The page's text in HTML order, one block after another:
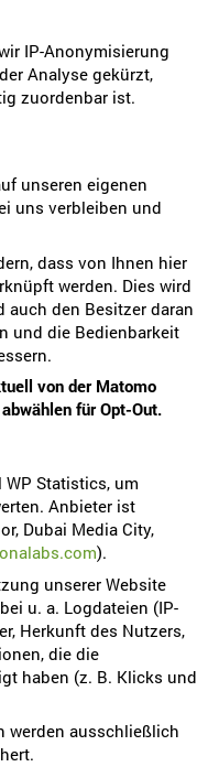
IP-Anonymisierung
Analyse gekürzt,
zuordenbar ist.
unseren eigenen
uns verbleiben und
dass von Ihnen hier
werden. Dies wird
auch den Besitzer daran
und die Bedienbarkeit
von der Matomo
für Opt-Out.
Statistics, um
Anbieter ist
Dubai Media City,
).
unserer Website
u. a. Logdateien (IP-
Herkunft des Nutzers,
die die
haben (z. B. Klicks und
werden ausschließlich